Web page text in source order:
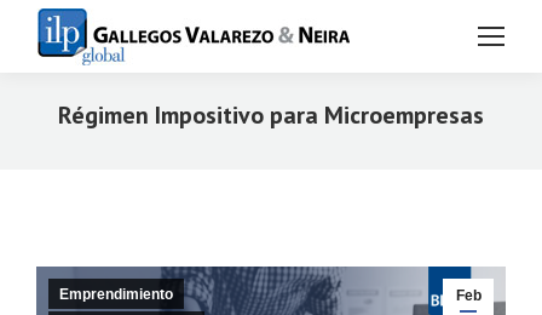
Régimen Impositivo para Microempresas
Feb
Emprendimiento